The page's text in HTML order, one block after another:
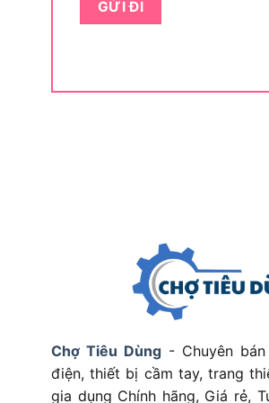
Sản phẩm không hướng
.
phức tạp nhưng vẫn đủ
Ở phân khúc này, điểm
tác nhanh và đảm bảo an
Cụ thể, người dùng có thể
mạch hở hoặc kiểm tra
Chợ Tiêu Dùng - Chuyên
điện, thiết bị cầm tay, trang
gia dụng Chính hãng, Giá rẻ,